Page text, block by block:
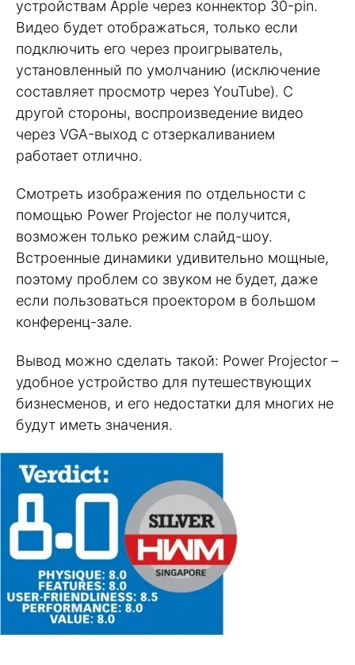
устройствам Apple через коннектор 30-pin.
Видео будет отображаться, только если
подключить его через проигрыватель,
установленный по умолчанию (исключение
составляет просмотр через YouTube). С
другой стороны, воспроизведение видео
через VGA-выход с отзеркаливанием
работает отлично.
Смотреть изображения по отдельности с
помощью Power Projector не получится,
возможен только режим слайд-шоу.
Встроенные динамики удивительно мощные,
поэтому проблем со звуком не будет, даже
если пользоваться проектором в большом
конференц-зале.
Вывод можно сделать такой: Power Projector –
удобное устройство для путешествующих
бизнесменов, и его недостатки для многих не
будут иметь значения.